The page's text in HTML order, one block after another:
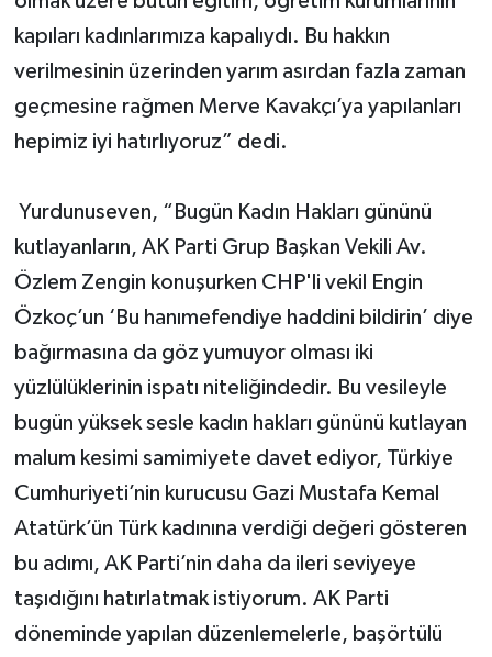
kapıları kadınlarımıza kapalıydı. Bu hakkın
verilmesinin üzerinden yarım asırdan fazla zaman
geçmesine rağmen Merve Kavakçı’ya yapılanları
hepimiz iyi hatırlıyoruz” dedi.
Yurdunuseven, “Bugün Kadın Hakları gününü
kutlayanların, AK Parti Grup Başkan Vekili Av.
Özlem Zengin konuşurken CHP'li vekil Engin
Özkoç’un ‘Bu hanımefendiye haddini bildirin’ diye
bağırmasına da göz yumuyor olması iki
yüzlülüklerinin ispatı niteliğindedir. Bu vesileyle
bugün yüksek sesle kadın hakları gününü kutlayan
malum kesimi samimiyete davet ediyor, Türkiye
Cumhuriyeti’nin kurucusu Gazi Mustafa Kemal
Atatürk’ün Türk kadınına verdiği değeri gösteren
bu adımı, AK Parti’nin daha da ileri seviyeye
taşıdığını hatırlatmak istiyorum. AK Parti
döneminde yapılan düzenlemelerle, başörtülü